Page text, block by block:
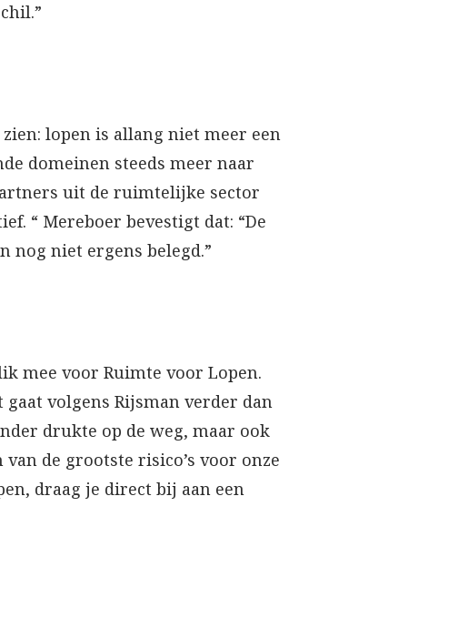
lopen is allang niet meer een
domeinen steeds meer naar
uit de ruimtelijke sector
“ Mereboer bevestigt dat: “De
nog niet ergens belegd.”
mee voor Ruimte voor Lopen.
volgens Rijsman verder dan
drukte op de weg, maar ook
de grootste risico’s voor onze
draag je direct bij aan een